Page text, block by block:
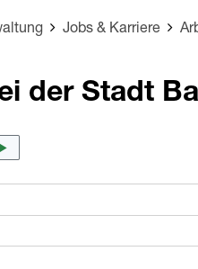
Jobs & Karriere
der Stadt